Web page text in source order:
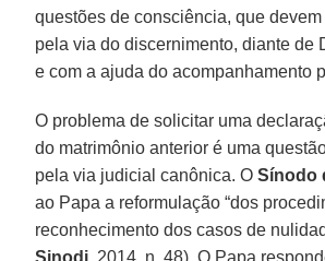
questões de consciência, que
pela via do discernimento, diante de
e com a ajuda do acompanhamento
O problema de solicitar uma
do matrimônio anterior é uma
pela via judicial canônica. OSínodo
ao Papa a reformulação “dos
reconhecimento dos casos de
Sinodi , 2014, n. 48). O Papa